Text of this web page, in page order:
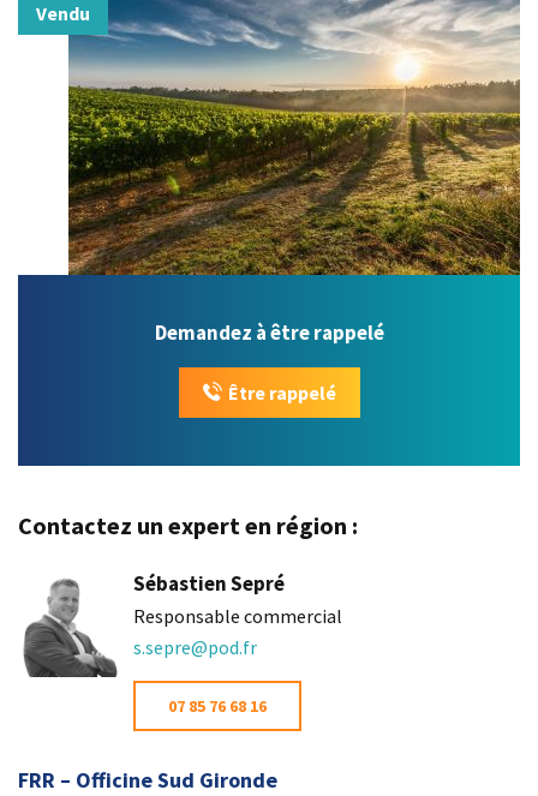
Vendu
Demandez à être rappelé
Être rappelé
Contactez un expert en région :
Sébastien Sepré
Responsable commercial
s.sepre@pod.fr
07 85 76 68 16
FRR – Officine Sud Gironde